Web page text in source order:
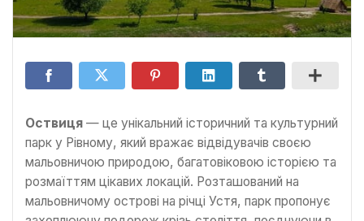
Оствиця — це унікальний історичний та культурний
парк у Рівному, який вражає відвідувачів своєю
мальовничою природою, багатовіковою історією та
розмаїттям цікавих локацій. Розташований на
мальовничому острові на річці Устя, парк пропонує